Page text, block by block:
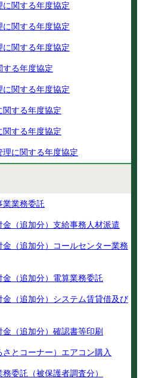
関する年度協定
関する年度協定
関する年度協定
する年度協定
関する年度協定
する年度協定
する年度協定
に関する年度協定
業業務委託
（追加分）支給事務人材派遣
（追加分）コールセンター業務
（追加分）電算業務委託
（追加分）システム賃貸借及び
（追加分）確認書等印刷
とコーナー）エアコン購入
委託（被保護者調査分）